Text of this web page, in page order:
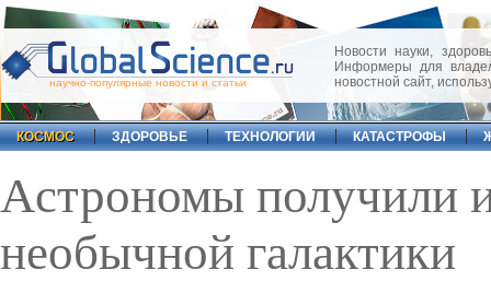
научно-популярные новости и статьи
Новости науки,
Информеры для
новостной сайт,
КОСМОС ЗДОРОВЬЕ ТЕХНОЛОГИИ КАТАСТРОФЫ
Астрономы получили
необычной галактики